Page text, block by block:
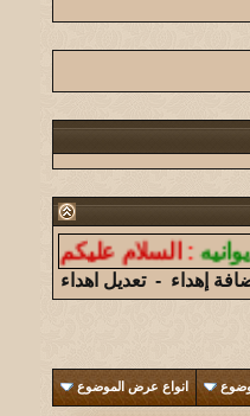
:السلام عليكم ورحمة
إهداء -تعديل اهداء
انواع عرض الموضوع